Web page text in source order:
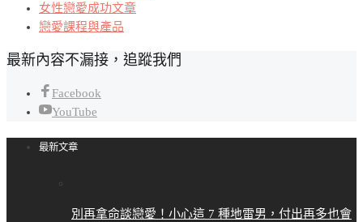
女性戀愛成功文章
戀愛課程與產品
最新內容不漏接，追蹤我們
Facebook
YouTube
最新文章
別再拿命談戀愛！小心這 7 種地雷男，付出再多也會